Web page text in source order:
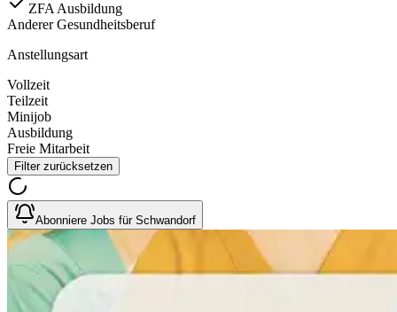
ZFA Ausbildung
Anderer Gesundheitsberuf
Anstellungsart
Vollzeit
Teilzeit
Minijob
Ausbildung
Freie Mitarbeit
Filter zurücksetzen
Abonniere Jobs für Schwandorf